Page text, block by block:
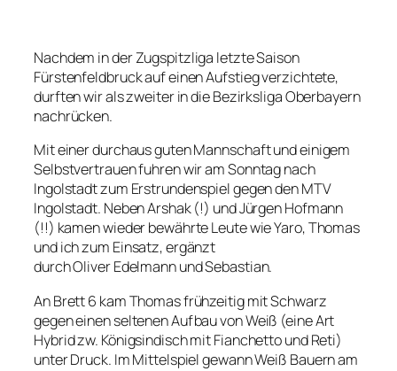
Nachdem in der Zugspitzliga letzte Saison
Fürstenfeldbruck auf einen Aufstieg verzichtete,
durften wir als zweiter in die Bezirksliga Oberbayern
nachrücken.
Mit einer durchaus guten Mannschaft und einigem
Selbstvertrauen fuhren wir am Sonntag nach
Ingolstadt zum Erstrundenspiel gegen den MTV
Ingolstadt. Neben Arshak (!) und Jürgen Hofmann
(!!) kamen wieder bewährte Leute wie Yaro, Thomas
und ich zum Einsatz, ergänzt
durch Oliver Edelmann und Sebastian.
An Brett 6 kam Thomas frühzeitig mit Schwarz
gegen einen seltenen Aufbau von Weiß (eine Art
Hybrid zw. Königsindisch mit Fianchetto und Reti)
unter Druck. Im Mittelspiel gewann Weiß Bauern am